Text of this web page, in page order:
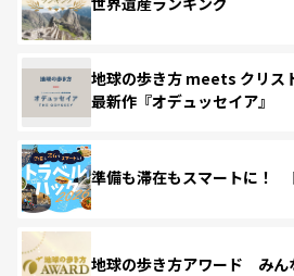
地球の歩き方 meets クリス
最新作『オデュッセイア』
準備も滞在もスマートに！
地球の歩き方アワード みん